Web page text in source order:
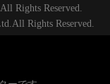
Rights Reserved.
Rights Reserved.